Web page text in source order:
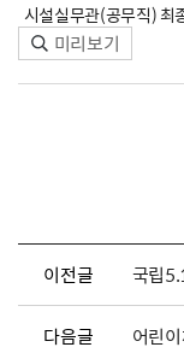
시설실무관(공무직)
미리보기
이전글
다음글 어린